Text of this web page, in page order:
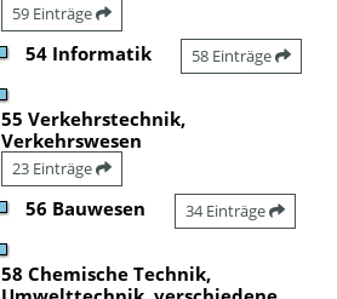
59 Einträge
54 Informatik 58 Einträge
55 Verkehrstechnik,
Verkehrswesen
23 Einträge
56 Bauwesen 34 Einträge
58 Chemische Technik,